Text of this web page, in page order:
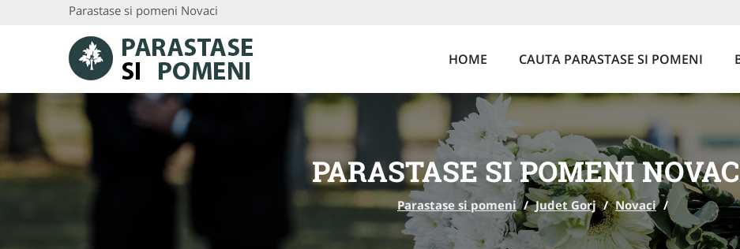
Parastase si pomeni Novaci
HOME CAUTA PARASTASE SI POMENI
PARASTASE SI POMENI
Parastase si pomeni / Judet Gorj / Novaci /